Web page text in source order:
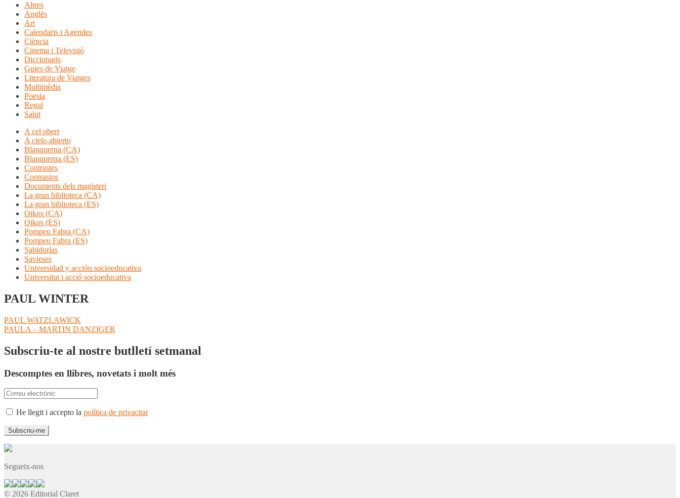
Altres
Anglès
Art
Calendaris i Agendes
Ciència
Cinema i Televisió
Diccionaris
Guies de Viatge
Literatura de Viatges
Multimèdia
Poesia
Regal
Salut
A cel obert
A cielo abierto
Blanquerna (CA)
Blanquerna (ES)
Contrastes
Contrastos
Documents dels magisteri
La gran biblioteca (CA)
La gran biblioteca (ES)
Oikos (CA)
Oikos (ES)
Pompeu Fabra (CA)
Pompeu Fabra (ES)
Sabidurías
Savieses
Universidad y acción socioeducativa
Universitat i acció socioeducativa
PAUL WINTER
Navegació
d'entrades
Entrada
anterior:
PAUL WATZLAWICK
Pròxima
PAULA – MARTIN DANZIGER
Subscriu-te al nostre butlletí setmanal
Descomptes en llibres, novetats i molt més
He llegit i accepto la política de privacitat
Segueix-nos
© 2026 Editorial Claret